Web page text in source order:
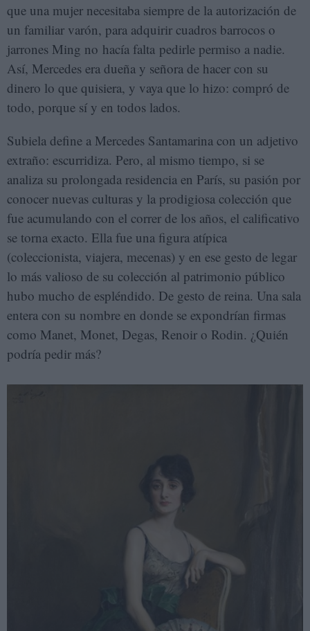
que una mujer necesitaba siempre de la autorización de
un familiar varón, para adquirir cuadros barrocos o
jarrones Ming no hacía falta pedirle permiso a nadie.
Así, Mercedes era dueña y señora de hacer con su
dinero lo que quisiera, y vaya que lo hizo: compró de
todo, porque sí y en todos lados.
Subiela define a Mercedes Santamarina con un adjetivo
extraño: escurridiza. Pero, al mismo tiempo, si se
analiza su prolongada residencia en París, su pasión por
conocer nuevas culturas y la prodigiosa colección que
fue acumulando con el correr de los años, el calificativo
se torna exacto. Ella fue una figura atípica
(coleccionista, viajera, mecenas) y en ese gesto de legar
lo más valioso de su colección al patrimonio público
hubo mucho de espléndido. De gesto de reina. Una sala
entera con su nombre en donde se expondrían firmas
como Manet, Monet, Degas, Renoir o Rodin. ¿Quién
podría pedir más?